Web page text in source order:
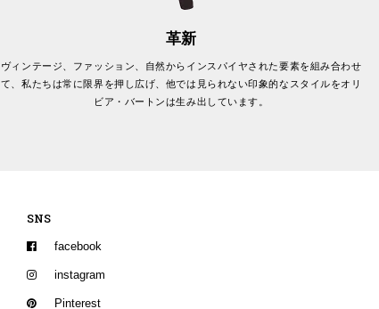
革新
ヴィンテージ、ファッション、自然からインスパイヤされた要素を組み合わせ
て、私たちは常に限界を押し広げ、他では見られない印象的なスタイルをオリ
ビア・バートンは生み出しています。
SNS
facebook
instagram
Pinterest